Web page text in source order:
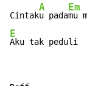
Cintak
A
u pada
Em
mu
E
Aku tak peduli